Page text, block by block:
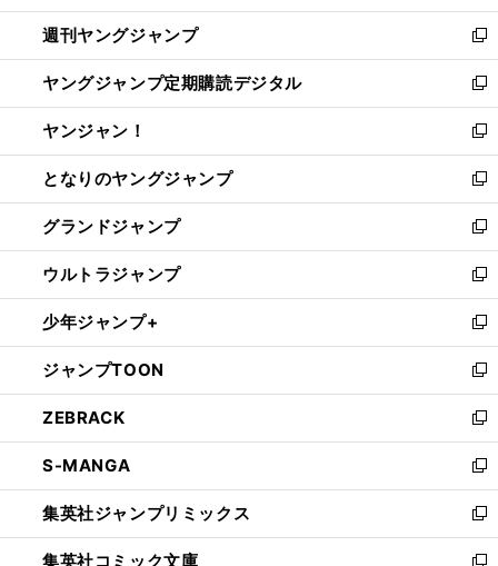
開
く
ウ
で
開
く
ン
ド
ウ
で
開
く
ウ
ィ
ン
ド
ウ
で
開
く
週刊ヤングジャンプ
新
し
い
ウ
ィ
ン
ド
ウ
で
開
く
ヤングジャンプ定期購読デジタル
新
し
い
ウ
ィ
ン
ド
ウ
で
開
く
ヤンジャン！
新
し
い
ウ
ィ
ン
ド
ウ
で
開
く
となりのヤングジャンプ
新
し
い
ウ
ィ
ン
ド
ウ
で
開
く
グランドジャンプ
新
し
い
ウ
ィ
ン
ド
ウ
で
開
く
ウルトラジャンプ
新
し
い
ウ
ィ
ン
ド
ウ
で
開
く
少年ジャンプ+
新
し
い
ウ
ィ
ン
ド
ウ
で
開
く
ジャンプTOON
新
し
い
ウ
ィ
ン
ド
ウ
で
ZEBRACK
新
し
い
ウ
ィ
ン
S-MANGA
新
し
い
ウ
集英社ジャンプリミックス
新
し
集英社コミック文庫